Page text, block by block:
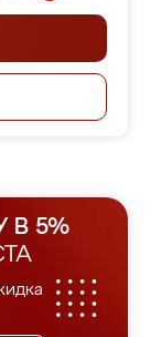
В 5%